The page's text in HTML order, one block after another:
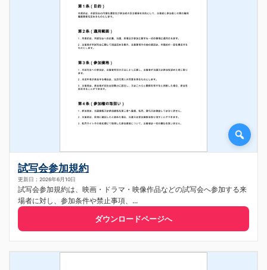
試写会参加規約
更新日：2026年6月10日
試写会参加規約は、映画・ドラマ・映像作品などの試写会へ参加する来
場者に対し、参加条件や禁止事項、...
ダウンロードページへ